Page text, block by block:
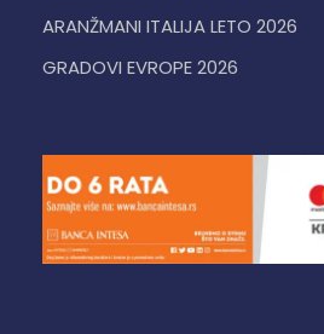
ARANŽMANI ITALIJA LETO 2026
GRADOVI EVROPE 2026